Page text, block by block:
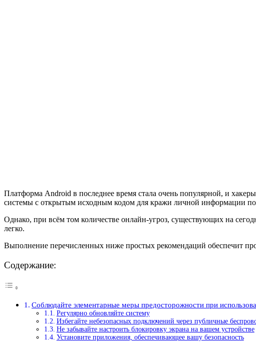
Платформа Android в последнее время стала очень популярной, и
системы с открытым исходным кодом для кражи личной информации
Однако, при всём том количестве онлайн-угроз, существующих на
легко.
Выполнение перечисленных ниже простых рекомендаций обеспечит
Содержание:
Соблюдайте элементарные меры предосторожности при
Регулярно обновляйте систему
Избегайте небезопасных подключений через публичные
Не забывайте настроить блокировку экрана на вашем устройстве
Установите приложения, обеспечивающее вашу безопасность